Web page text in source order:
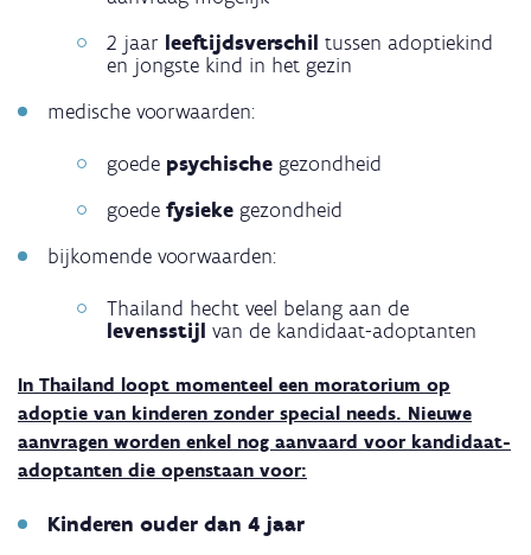
2 jaar leeftijdsverschil tussen adoptiekind
en jongste kind in het gezin
medische voorwaarden:
goede psychische gezondheid
goede fysieke gezondheid
bijkomende voorwaarden:
Thailand hecht veel belang aan de
levensstijl van de kandidaat-adoptanten
In Thailand loopt momenteel een moratorium op
adoptie van kinderen zonder special needs. Nieuwe
aanvragen worden enkel nog aanvaard voor kandidaat-
adoptanten die openstaan voor:
Kinderen ouder dan 4 jaar